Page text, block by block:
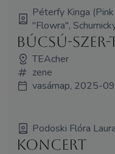
Péterfy Kinga
"Flowra",
Búcsú-Szer-
TEAcher
zene
vasárnap, 2025-
Podoski Flóra
Koncert